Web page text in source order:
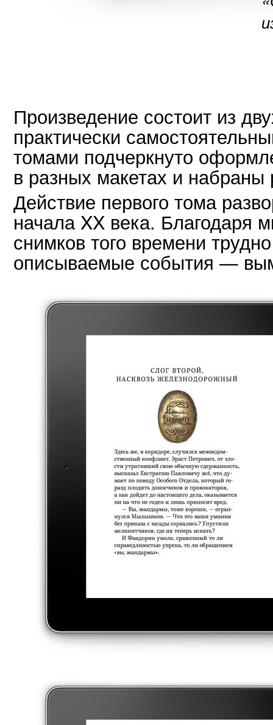
Произведение состоит из
практически
томами подчеркнуто
в разных макетах и
Действие первого тома
начала XX века. Благодаря
снимков того времени
описываемые события —